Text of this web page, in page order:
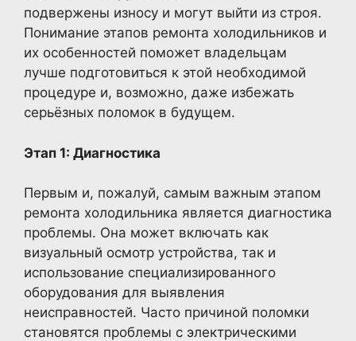
подвержены износу и могут выйти из строя.
Понимание этапов ремонта холодильников и
их особенностей поможет владельцам
лучше подготовиться к этой необходимой
процедуре и, возможно, даже избежать
серьёзных поломок в будущем.
Этап 1: Диагностика
Первым и, пожалуй, самым важным этапом
ремонта холодильника является диагностика
проблемы. Она может включать как
визуальный осмотр устройства, так и
использование специализированного
оборудования для выявления
неисправностей. Часто причиной поломки
становятся проблемы с электрическими